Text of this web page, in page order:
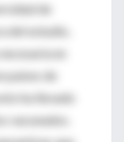
de
del estudio,
en
países de
ha llevado
vacunados.